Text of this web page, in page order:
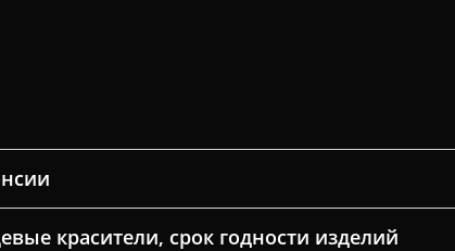
красители, срок годности изделий